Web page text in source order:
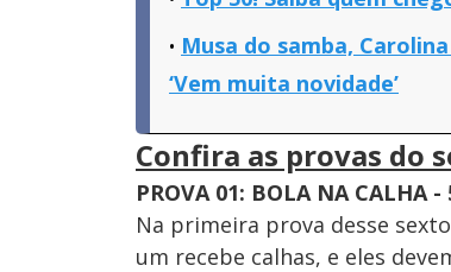
Musa do samba,
‘Vem muita novidade’
Confira as provas do
PROVA 01: BOLA NA CALHA -
Na primeira prova desse
um recebe calhas, e eles